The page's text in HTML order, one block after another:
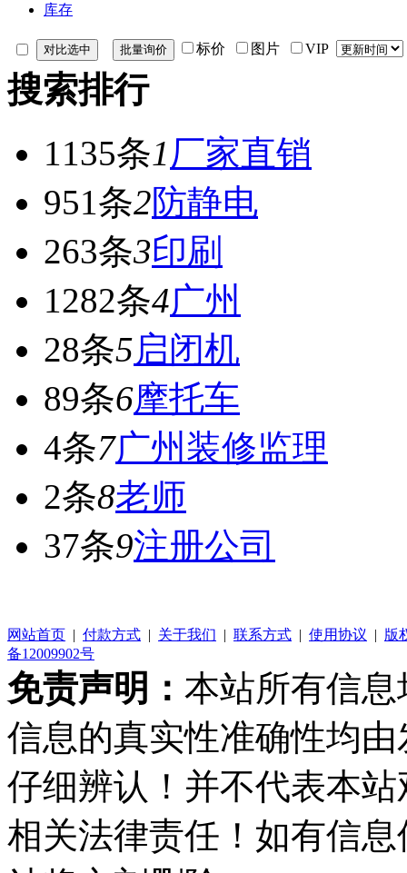
库存
标价 图片 VIP
搜索排行
1135条1 厂家直销
951条2防静电
263条3印刷
1282条4广州
28条5启闭机
89条6摩托车
4条7广州装修监理
2条8老师
37条9注册公司
网站首页 | 付款方式 | 关于我们 | 联系方式 | 使用协议 | 版
备12009902号
免责声明： 本站所有信
信息的真实性准确性均
仔细辨认！并不代表本站
相关法律责任！如有信